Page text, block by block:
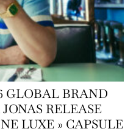
GLOBAL BRAND
RELEASE
LUXE » CAPSULE